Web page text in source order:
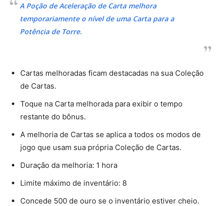
A Poção de Aceleração de Carta melhora
temporariamente o nível de uma Carta para a
Potência de Torre.
Cartas melhoradas ficam destacadas na sua Coleção
de Cartas.
Toque na Carta melhorada para exibir o tempo
restante do bônus.
A melhoria de Cartas se aplica a todos os modos de
jogo que usam sua própria Coleção de Cartas.
Duração da melhoria: 1 hora
Limite máximo de inventário: 8
Concede 500 de ouro se o inventário estiver cheio.